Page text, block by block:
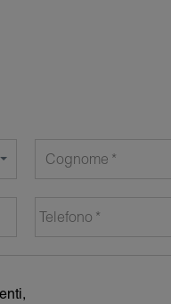
Cognome
Telefono